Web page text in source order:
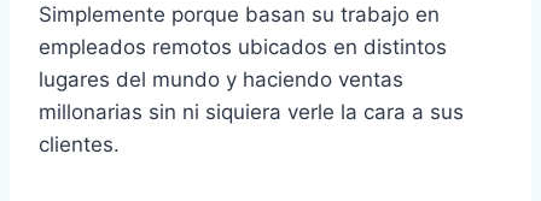
Simplemente porque basan su trabajo en
empleados remotos ubicados en distintos
lugares del mundo y haciendo ventas
millonarias sin ni siquiera verle la cara a sus
clientes.